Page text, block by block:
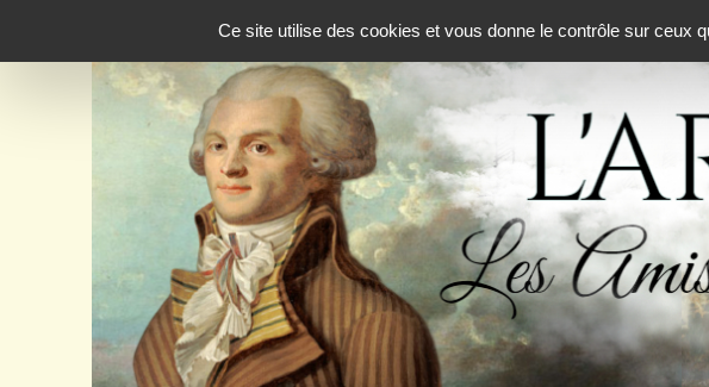
Ce site utilise des cookies et vous donne le contrôle sur ceux